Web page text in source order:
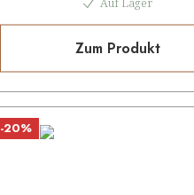
Zum Produkt
-20%